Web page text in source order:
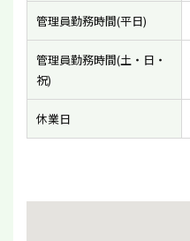
管理員勤務時間(平日)
管理員勤務時間(土・日・
祝)
休業日